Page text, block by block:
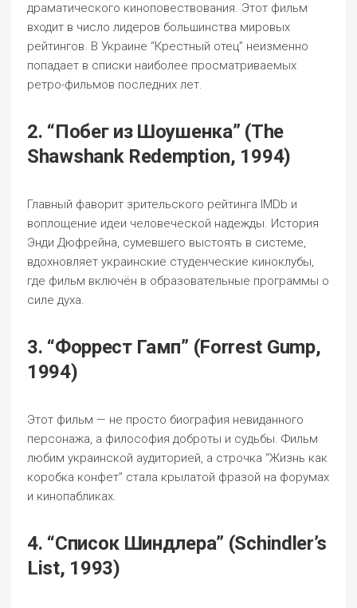
драматического киноповествования. Этот фильм
входит в число лидеров большинства мировых
рейтингов. В Украине “Крестный отец” неизменно
попадает в списки наиболее просматриваемых
ретро-фильмов последних лет.
2. “Побег из Шоушенка” (The
Shawshank Redemption, 1994)
Главный фаворит зрительского рейтинга IMDb и
воплощение идеи человеческой надежды. История
Энди Дюфрейна, сумевшего выстоять в системе,
вдохновляет украинские студенческие киноклубы,
где фильм включён в образовательные программы о
силе духа.
3. “Форрест Гамп” (Forrest Gump,
1994)
Этот фильм — не просто биография невиданного
персонажа, а философия доброты и судьбы. Фильм
любим украинской аудиторией, а строчка “Жизнь как
коробка конфет” стала крылатой фразой на форумах
и кинопабликах.
4. “Список Шиндлера” (Schindler’s
List, 1993)